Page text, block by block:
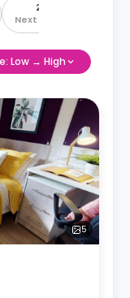
2026 – 2027
Next Academic Year
Low → High
5